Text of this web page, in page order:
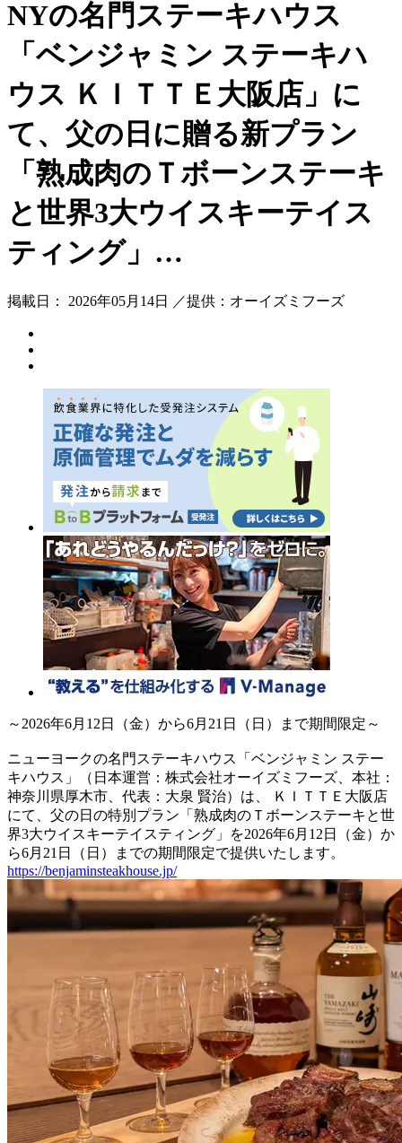
NYの名門ステーキハウス
「ベンジャミン ステーキハ
ウス ＫＩＴＴＥ大阪店」に
て、父の日に贈る新プラン
「熟成肉のＴボーンステーキ
と世界3大ウイスキーテイス
ティング」…
掲載日： 2026年05月14日 ／提供：オーイズミフーズ
～2026年6月12日（金）から6月21日（日）まで期間限定～
ニューヨークの名門ステーキハウス「ベンジャミン ステー
キハウス」（日本運営：株式会社オーイズミフーズ、本社：
神奈川県厚木市、代表：大泉 賢治）は、 ＫＩＴＴＥ大阪店
にて、父の日の特別プラン「熟成肉のＴボーンステーキと世
界3大ウイスキーテイスティング」を2026年6月12日（金）か
ら6月21日（日）までの期間限定で提供いたします。
https://benjaminsteakhouse.jp/